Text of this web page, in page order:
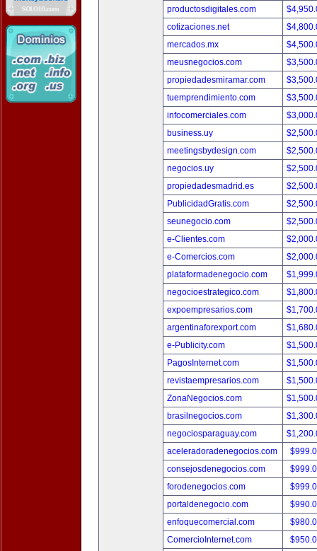
productosdigitales.com
cotizaciones.net
mercados.mx
meusnegocios.com
propiedadesmiramar.com
tuemprendimiento.com
infocomerciales.com
business.uy
meetingsbydesign.com
negocios.uy
propiedadesmadrid.es
PublicidadGratis.com
seunegocio.com
e-Clientes.com
e-Comercios.com
plataformadenegocio.com
negocioestrategico.com
expoempresarios.com
argentinaforexport.com
e-Publicity.com
PagosInternet.com
revistaempresarios.com
ZonaNegocios.com
brasilnegocios.com
negociosparaguay.com
aceleradoradenegocios.com
consejosdenegocios.com
forodenegocios.com
portaldenegocio.com
enfoquecomercial.com
ComercioInternet.com